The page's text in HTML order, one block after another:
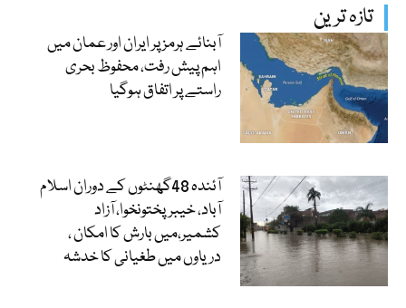
تازہ ترین
آبنائے ہرمز پر ایران اور عمان میں
اہم پیش رفت، محفوظ بحری
راستے پر اتفاق ہوگیا
آئندہ 48گھنٹوں کے دوران اسلام
آباد، خیبرپختونخوا، آزاد
کشمیر،میں بارش کا امکان ،
دریاوں میں طغیانی کا خدشہ